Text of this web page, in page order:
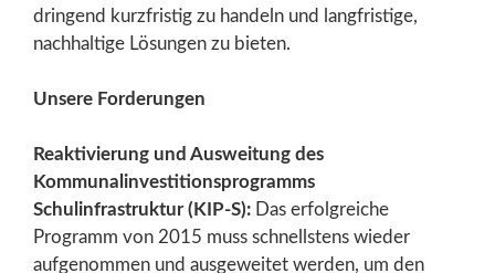
dringend kurzfristig zu handeln und langfristige,
nachhaltige Lösungen zu bieten.
Unsere Forderungen
Reaktivierung und Ausweitung des
Kommunalinvestitionsprogramms
Schulinfrastruktur (KIP-S): Das erfolgreiche
Programm von 2015 muss schnellstens wieder
aufgenommen und ausgeweitet werden, um den